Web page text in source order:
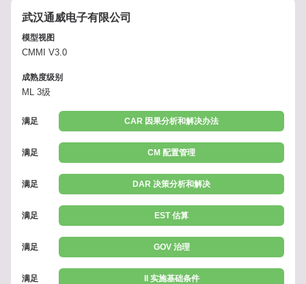
武汉通威电子有限公司
模型视图
CMMI V3.0
成熟度级别
ML 3级
满足 CAR 因果分析和解决办法
满足 CM 配置管理
满足 DAR 决策分析和解决
满足 EST 估算
满足 GOV 治理
满足 II 实施基础条件